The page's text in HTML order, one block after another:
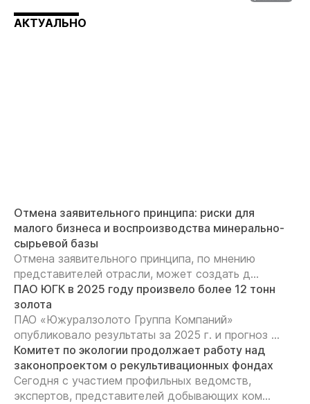
АКТУАЛЬНО
Отмена заявительного принципа: риски для
малого бизнеса и воспроизводства минерально-
сырьевой базы
Отмена заявительного принципа, по мнению
представителей отрасли, может создать д...
ПАО ЮГК в 2025 году произвело более 12 тонн
золота
ПАО «Южуралзолото Группа Компаний»
опубликовало результаты за 2025 г. и прогноз ...
Комитет по экологии продолжает работу над
законопроектом о рекультивационных фондах
Сегодня с участием профильных ведомств,
экспертов, представителей добывающих ком...